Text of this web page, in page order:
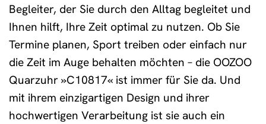
Begleiter, der Sie durch den Alltag begleitet und
Ihnen hilft, Ihre Zeit optimal zu nutzen. Ob Sie
Termine planen, Sport treiben oder einfach nur
die Zeit im Auge behalten möchten – die OOZOO
Quarzuhr »C10817« ist immer für Sie da. Und
mit ihrem einzigartigen Design und ihrer
hochwertigen Verarbeitung ist sie auch ein